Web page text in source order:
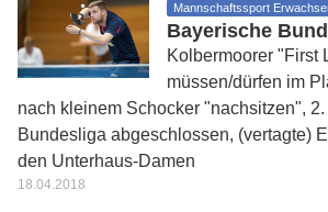
Mannschaftssport
Bayerische
Kolbermoorer "First
müssen/dürfen im
nach kleinem Schocker "nachsitzen",
Bundesliga abgeschlossen, (vertagte)
den Unterhaus-Damen
18.04.2018